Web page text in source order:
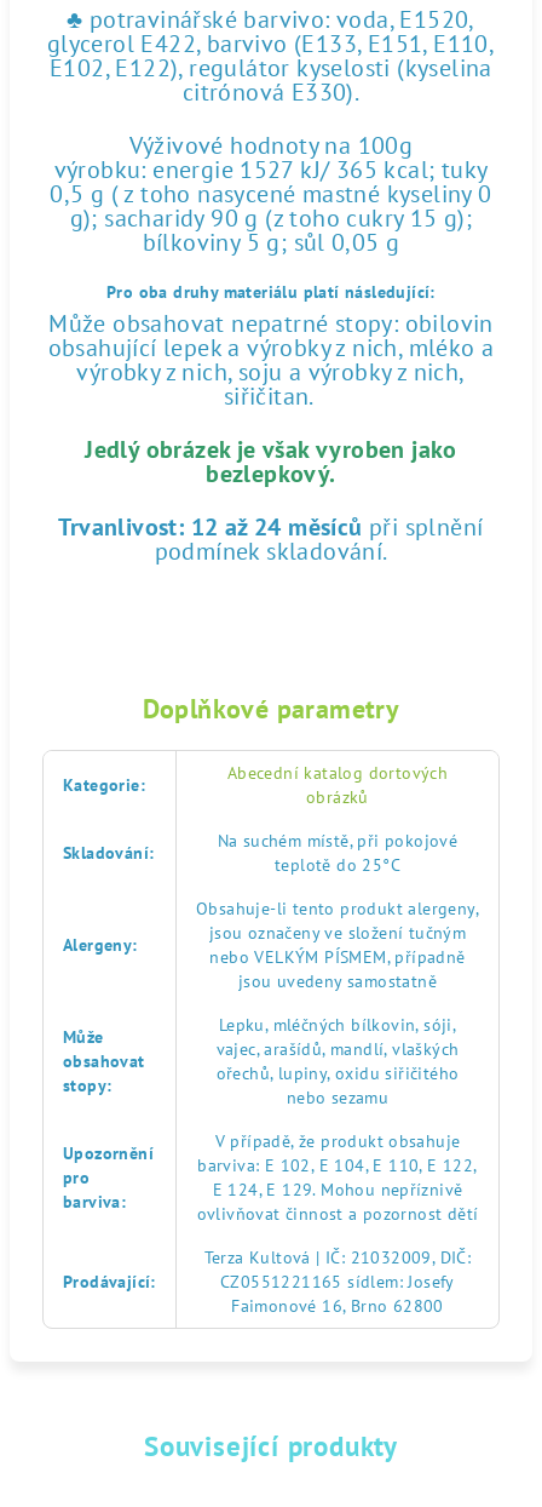
♣ potravinářské barvivo: voda, E1520,
glycerol E422, barvivo (E133, E151, E110,
E102, E122), regulátor kyselosti (kyselina
citrónová E330).
Výživové hodnoty na 100g
výrobku: energie 1527 kJ/ 365 kcal; tuky
0,5 g ( z toho nasycené mastné kyseliny 0
g); sacharidy 90 g (z toho cukry 15 g);
bílkoviny 5 g; sůl 0,05 g
Pro oba druhy materiálu platí následující:
Může obsahovat nepatrné stopy: obilovin
obsahující lepek a výrobky z nich, mléko a
výrobky z nich, soju a výrobky z nich,
siřičitan.
Jedlý obrázek je však vyroben jako
bezlepkový.
Trvanlivost: 12 až 24 měsíců při splnění
podmínek skladování.
Doplňkové parametry
Kategorie:
Abecední katalog dortových
obrázků
Skladování:
Na suchém místě, při pokojové
teplotě do 25°C
Alergeny:
Obsahuje-li tento produkt alergeny,
jsou označeny ve složení tučným
nebo VELKÝM PÍSMEM, případně
jsou uvedeny samostatně
Může
obsahovat
stopy:
Lepku, mléčných bílkovin, sóji,
vajec, arašídů, mandlí, vlaškých
ořechů, lupiny, oxidu siřičitého
nebo sezamu
Upozornění
pro
barviva:
V případě, že produkt obsahuje
barviva: E 102, E 104, E 110, E 122,
E 124, E 129. Mohou nepříznivě
ovlivňovat činnost a pozornost dětí
Prodávající:
Terza Kultová | IČ: 21032009, DIČ:
CZ0551221165 sídlem: Josefy
Faimonové 16, Brno 62800
Související produkty